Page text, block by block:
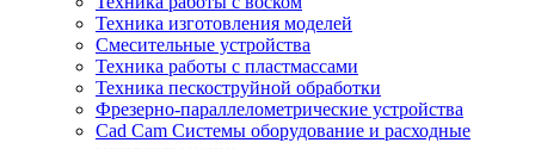
Техника изготовления моделей
Смесительные устройства
Техника работы с пластмассами
Техника пескоструйной обработки
Фрезерно-параллелометрические устройства
Cad Cam Системы оборудование и расходные